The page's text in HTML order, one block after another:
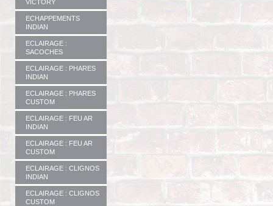
VICTORY
ECHAPPEMENTS
INDIAN
ECLAIRAGE :
SACOCHES
ECLAIRAGE : PHARES
INDIAN
ECLAIRAGE : PHARES
CUSTOM
ECLAIRAGE : FEU AR
INDIAN
ECLAIRAGE : FEU AR
CUSTOM
ECLAIRAGE : CLIGNOS
INDIAN
ECLAIRAGE : CLIGNOS
CUSTOM